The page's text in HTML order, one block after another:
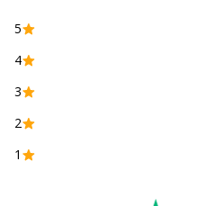
Marque
5
4
3
2
1